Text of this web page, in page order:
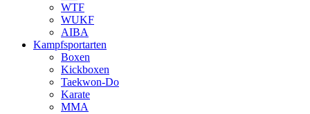
WTF
WUKF
AIBA
Kampfsportarten
Boxen
Kickboxen
Taekwon-Do
Karate
MMA